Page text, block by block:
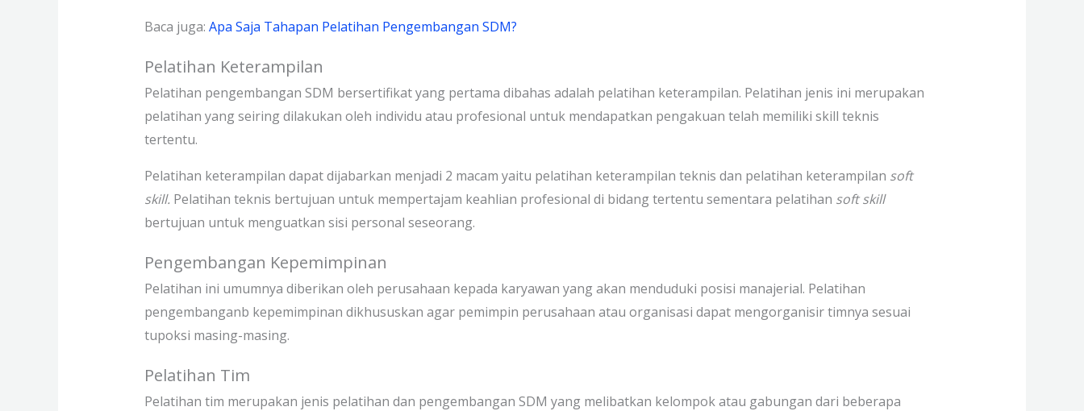
Baca juga: Apa Saja Tahapan Pelatihan Pengembangan SDM?
Pelatihan Keterampilan
Pelatihan pengembangan SDM bersertifikat yang pertama dibahas adalah pelatihan keterampilan. Pelatihan jenis ini merupakan
pelatihan yang seiring dilakukan oleh individu atau profesional untuk mendapatkan pengakuan telah memiliki skill teknis
tertentu.
Pelatihan keterampilan dapat dijabarkan menjadi 2 macam yaitu pelatihan keterampilan teknis dan pelatihan keterampilan soft
skill. Pelatihan teknis bertujuan untuk mempertajam keahlian profesional di bidang tertentu sementara pelatihan soft skill
bertujuan untuk menguatkan sisi personal seseorang.
Pengembangan Kepemimpinan
Pelatihan ini umumnya diberikan oleh perusahaan kepada karyawan yang akan menduduki posisi manajerial. Pelatihan
pengembanganb kepemimpinan dikhususkan agar pemimpin perusahaan atau organisasi dapat mengorganisir timnya sesuai
tupoksi masing-masing.
Pelatihan Tim
Pelatihan tim merupakan jenis pelatihan dan pengembangan SDM yang melibatkan kelompok atau gabungan dari beberapa